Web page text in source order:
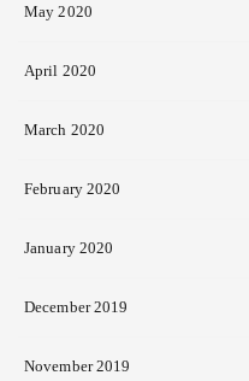
May 2020
April 2020
March 2020
February 2020
January 2020
December 2019
November 2019